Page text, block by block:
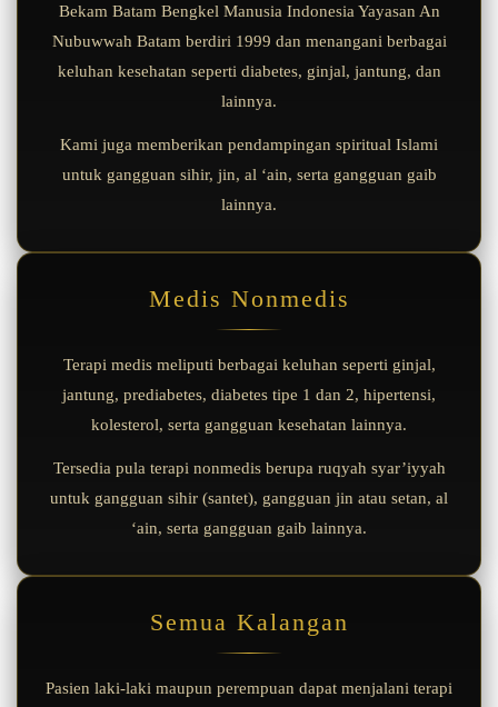
Bekam Batam Bengkel Manusia Indonesia Yayasan An
Nubuwwah Batam berdiri 1999 dan menangani berbagai
keluhan kesehatan seperti diabetes, ginjal, jantung, dan
lainnya.
Kami juga memberikan pendampingan spiritual Islami
untuk gangguan sihir, jin, al ‘ain, serta gangguan gaib
lainnya.
Medis Nonmedis
Terapi medis meliputi berbagai keluhan seperti ginjal,
jantung, prediabetes, diabetes tipe 1 dan 2, hipertensi,
kolesterol, serta gangguan kesehatan lainnya.
Tersedia pula terapi nonmedis berupa ruqyah syar’iyyah
untuk gangguan sihir (santet), gangguan jin atau setan, al
‘ain, serta gangguan gaib lainnya.
Semua Kalangan
Pasien laki-laki maupun perempuan dapat menjalani terapi